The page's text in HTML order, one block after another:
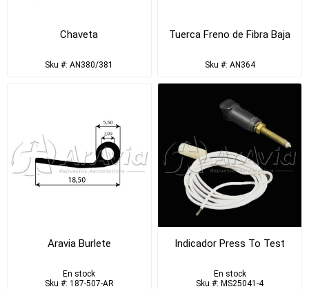
Chaveta
Sku #: AN380/381
Tuerca Freno de Fibra Baja
Sku #: AN364
Aravia Burlete
En stock
Sku #: 187-507-AR
Indicador Press To Test
En stock
Sku #: MS25041-4